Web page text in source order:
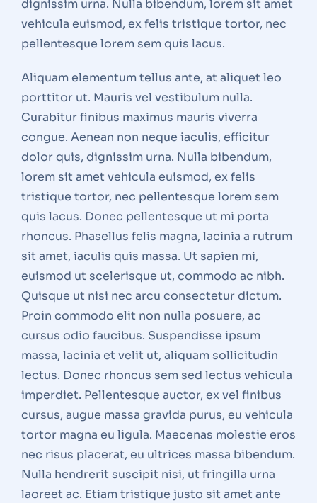
dignissim urna. Nulla bibendum, lorem sit amet
vehicula euismod, ex felis tristique tortor, nec
pellentesque lorem sem quis lacus.
Aliquam elementum tellus ante, at aliquet leo
porttitor ut. Mauris vel vestibulum nulla.
Curabitur finibus maximus mauris viverra
congue. Aenean non neque iaculis, efficitur
dolor quis, dignissim urna. Nulla bibendum,
lorem sit amet vehicula euismod, ex felis
tristique tortor, nec pellentesque lorem sem
quis lacus. Donec pellentesque ut mi porta
rhoncus. Phasellus felis magna, lacinia a rutrum
sit amet, iaculis quis massa. Ut sapien mi,
euismod ut scelerisque ut, commodo ac nibh.
Quisque ut nisi nec arcu consectetur dictum.
Proin commodo elit non nulla posuere, ac
cursus odio faucibus. Suspendisse ipsum
massa, lacinia et velit ut, aliquam sollicitudin
lectus. Donec rhoncus sem sed lectus vehicula
imperdiet. Pellentesque auctor, ex vel finibus
cursus, augue massa gravida purus, eu vehicula
tortor magna eu ligula. Maecenas molestie eros
nec risus placerat, eu ultrices massa bibendum.
Nulla hendrerit suscipit nisi, ut fringilla urna
laoreet ac. Etiam tristique justo sit amet ante